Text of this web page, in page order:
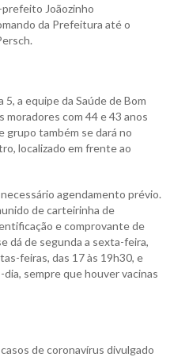
Joãozinho
da Prefeitura até o
a equipe da Saúde de Bom
moradores com 44 e 43 anos
grupo também se dará no
localizado em frente ao
agendamento prévio.
de carteirinha de
e comprovante de
dá de segunda a sexta-feira,
feiras, das 17 às 19h30, e
dia, sempre que houver vacinas
de coronavírus divulgado